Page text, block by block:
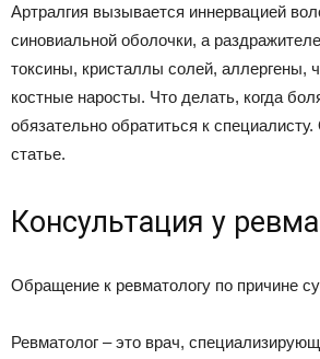
Артралгия вызывается иннервацией
синовиальной оболочки, а
токсины, кристаллы солей, аллергены,
костные наросты. Что делать, когда
обязательно обратиться к
статье.
Консультация у
Обращение к ревматологу по причине
Ревматолог – это врач,